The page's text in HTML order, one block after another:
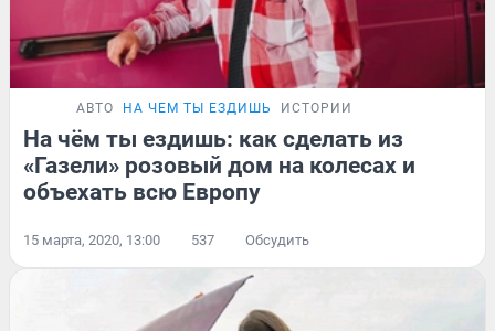
АВТО НА ЧЕМ ТЫ ЕЗДИШЬ ИСТОРИИ
На чём ты ездишь: как сделать из
«Газели» розовый дом на колесах и
объехать всю Европу
15 марта, 2020, 13:00 537 Обсудить